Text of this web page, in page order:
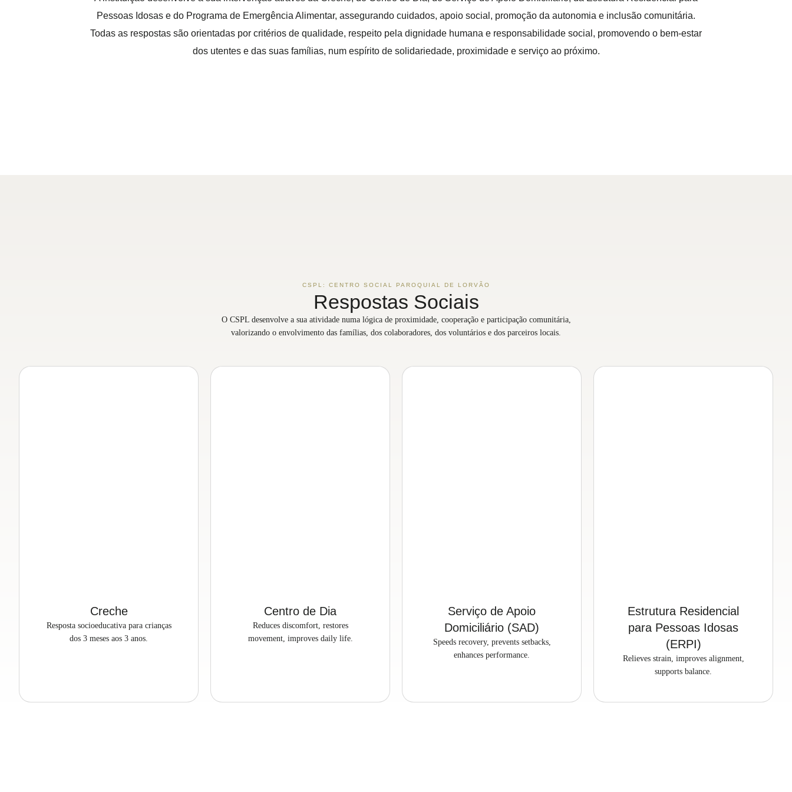
Pessoas Idosas e do Programa de Emergência Alimentar, assegurando cuidados, apoio social, promoção da autonomia e inclusão comunitária.
Todas as respostas são orientadas por critérios de qualidade, respeito pela dignidade humana e responsabilidade social, promovendo o bem-estar
dos utentes e das suas famílias, num espírito de solidariedade, proximidade e serviço ao próximo.
CSPL: CENTRO SOCIAL PAROQUIAL DE LORVÃO
Respostas Sociais
O CSPL desenvolve a sua atividade numa lógica de proximidade, cooperação e participação comunitária,
valorizando o envolvimento das famílias, dos colaboradores, dos voluntários e dos parceiros locais.
Creche
Resposta socioeducativa para crianças
dos 3 meses aos 3 anos.
Centro de Dia
Reduces discomfort, restores
movement, improves daily life.
Serviço de Apoio
Domiciliário (SAD)
Speeds recovery, prevents setbacks,
enhances performance.
Estrutura Residencial
para Pessoas Idosas
(ERPI)
Relieves strain, improves alignment,
supports balance.